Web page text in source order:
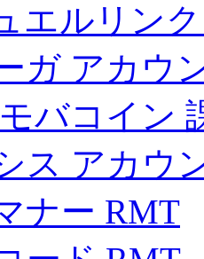
エルリン
ガ アカウ
バコイン
ス アカウ
ナー RMT